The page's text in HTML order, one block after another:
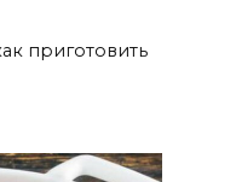
приготовить